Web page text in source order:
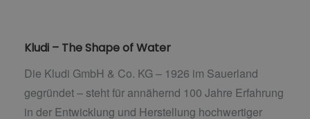
Kludi – The Shape of Water
Die Kludi GmbH & Co. KG – 1926 im Sauerland
gegründet – steht für annähernd 100 Jahre Erfahrung
in der Entwicklung und Herstellung hochwertiger